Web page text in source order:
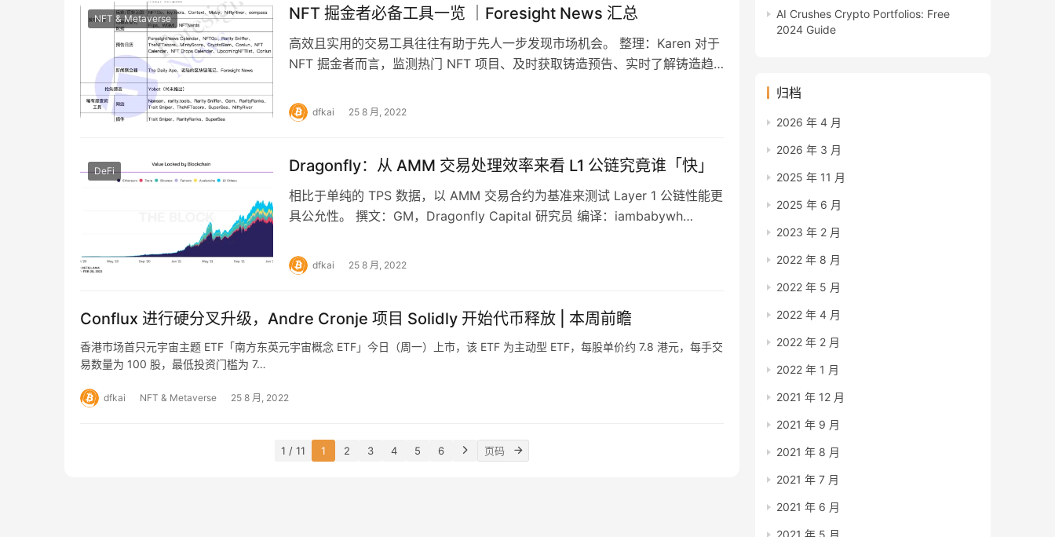
NFT & Metaverse NFT 掘金者必备工具一览 ｜Foresight News 汇总
高效且实用的交易工具往往有助于先人一步发现市场机会。 整理：Karen 对于
NFT 掘金者而言，监测热门 NFT 项目、及时获取铸造预告、实时了解铸造趋
dfkai 25 8 月, 2022
DeFi Dragonfly：从 AMM 交易处理效率来看 L1 公链究竟谁「快」
相比于单纯的 TPS 数据，以 AMM 交易合约为基准来测试 Layer 1 公链性能更
具公允性。 撰文：GM，Dragonfly Capital 研究员 编译：iambabywh…
dfkai 25 8 月, 2022
Conflux 进行硬分叉升级，Andre Cronje 项目 Solidly 开始代币释放 | 本周前瞻
香港市场首只元宇宙主题 ETF「南方东英元宇宙概念 ETF」今日（周一）上市，该 ETF 为主动型 ETF，每股单价约 7.8 港元，每手交
易数量为 100 股，最低投资门槛为 7…
dfkai NFT & Metaverse 25 8 月, 2022
1 / 11 1 2 3 4 5 6
AI Crushes Crypto Portfolios: Free
2024 Guide
归档
2026 年 4 月
2026 年 3 月
2025 年 11 月
2025 年 6 月
2023 年 2 月
2022 年 8 月
2022 年 5 月
2022 年 4 月
2022 年 2 月
2022 年 1 月
2021 年 12 月
2021 年 9 月
2021 年 8 月
2021 年 7 月
2021 年 6 月
2021 年 5 月